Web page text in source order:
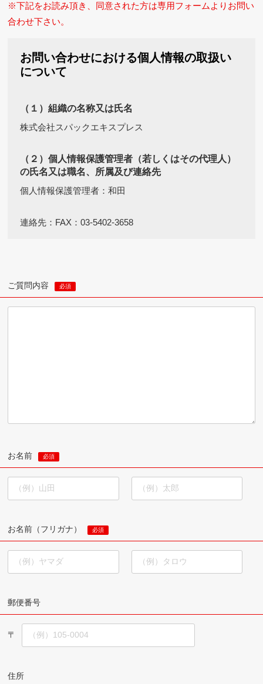
※下記をお読み頂き、同意された方は専用フォームよりお問い
合わせ下さい。
お問い合わせにおける個人情報の取扱い
について
（１）組織の名称又は氏名
株式会社スパックエキスプレス
（２）個人情報保護管理者（若しくはその代理人）
の氏名又は職名、所属及び連絡先
個人情報保護管理者：和田
連絡先：FAX：03-5402-3658
（４）個人情報の第三者提供について
個人情報を与えることは任意です。個人情報に関する情
容に回答できない可能性があります。
口について
ご本人からの求めにより、当社が保有する保有個人デー
タに関する開示、利用目的の通知、内容の訂正・追加ま
三者提供記録の開示（以下、開示等という）に応じま
す。開示等に応ずる窓口は、下記「当社の個人情報の取
扱いに関する苦情、相談等の問合せ先」を参照してくだ
さい。
（８）本人が容易に認識できない方法による個人情
ご質問内容 必須
お名前 必須
お名前（フリガナ） 必須
郵便番号
〒
住所